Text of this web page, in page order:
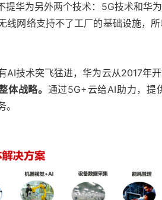
提华为另外两个技术：5G技术和华
线网络支持不了工厂的基础设施，
AI技术突飞猛进，华为云从2017年
体战略。 通过5G+云给AI助力，提